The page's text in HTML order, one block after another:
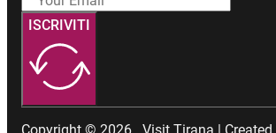
ISCRIVITI
Copyright © 2026 . Visit Tirana | Created